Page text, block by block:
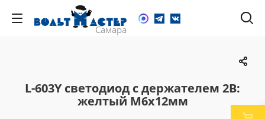
L-603Y светодиод с держателем 2В:
желтый M6x12мм